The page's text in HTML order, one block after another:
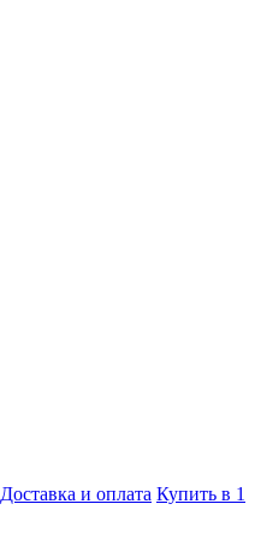
Доставка и оплата Купить в 1